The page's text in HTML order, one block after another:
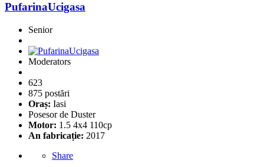
PufarinaUcigasa
Senior
Moderators
623
875 postări
Oraș: Iasi
Posesor de Duster
Motor: 1.5 4x4 110cp
An fabricație: 2017
Share